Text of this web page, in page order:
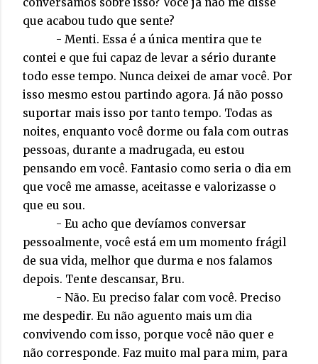
que acabou tudo que sente?
- Menti. Essa é a única mentira que te
contei e que fui capaz de levar a sério durante
todo esse tempo. Nunca deixei de amar você. Por
isso mesmo estou partindo agora. Já não posso
suportar mais isso por tanto tempo. Todas as
noites, enquanto você dorme ou fala com outras
pessoas, durante a madrugada, eu estou
pensando em você. Fantasio como seria o dia em
que você me amasse, aceitasse e valorizasse o
que eu sou.
- Eu acho que devíamos conversar
pessoalmente, você está em um momento frágil
de sua vida, melhor que durma e nos falamos
depois. Tente descansar, Bru.
- Não. Eu preciso falar com você. Preciso
me despedir. Eu não aguento mais um dia
convivendo com isso, porque você não quer e
não corresponde. Faz muito mal para mim, para